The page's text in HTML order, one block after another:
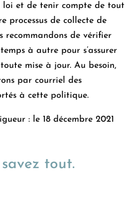
loi et de tenir compte de tout
processus de collecte de
recommandons de vérifier
à autre pour s’assurer
mise à jour. Au besoin,
par courriel des
à cette politique.
: le 18 décembre 2021
tout.